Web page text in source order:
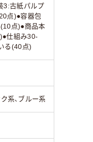
3:古紙パルプ
点)●容器包
(10点)●商品本
仕組み30-
る(40点)
系、ブルー系